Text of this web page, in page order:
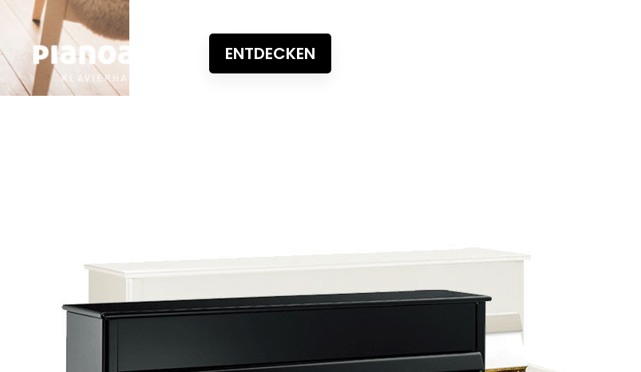
ENTDECKEN